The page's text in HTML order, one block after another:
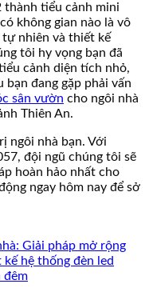
thành tiểu cảnh mini
không gian nào là vô
tự nhiên và thiết kế
tôi hy vọng bạn đã
cảnh diện tích nhỏ,
đang gặp phải vấn
sân vườn cho ngôi nhà
Thiên An.
ngôi nhà bạn. Với
đội ngũ chúng tôi sẽ
hoàn hảo nhất cho
ngay hôm nay để sở
Giải pháp mở rộng
kế hệ thống đèn led
đêm